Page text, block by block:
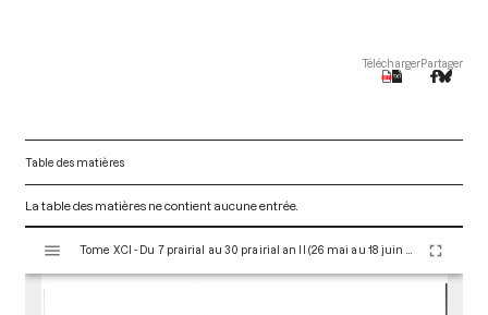
TéléchargerPartager
Table des matières
La table des matières ne contient aucune entrée.
s